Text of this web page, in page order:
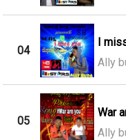
04
I
Ally
05
War
Ally